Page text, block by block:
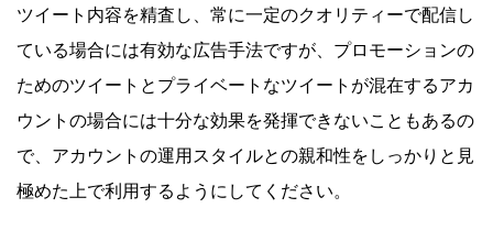
ツイート内容を精査し、常に一定のクオリティーで配信し
ている場合には有効な広告手法ですが、プロモーションの
ためのツイートとプライベートなツイートが混在するアカ
ウントの場合には十分な効果を発揮できないこともあるの
で、アカウントの運用スタイルとの親和性をしっかりと見
極めた上で利用するようにしてください。